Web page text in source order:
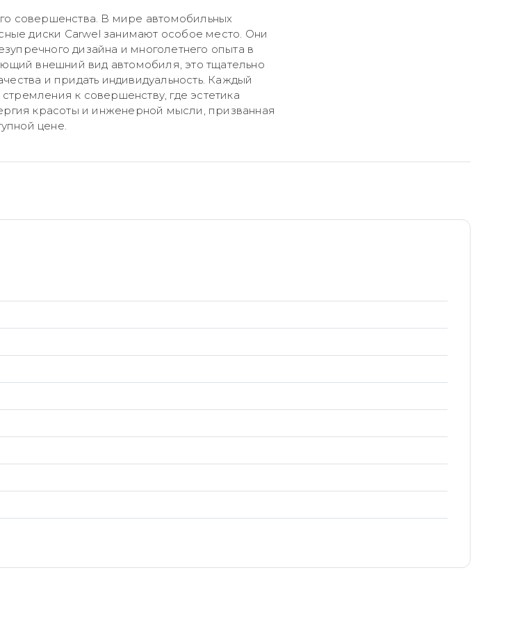
совершенства. В мире автомобильных
диски Carwel занимают особое место. Они
дизайна и многолетнего опыта в
внешний вид автомобиля, это тщательно
и придать индивидуальность. Каждый
к совершенству, где эстетика
красоты и инженерной мысли, призванная
цене.